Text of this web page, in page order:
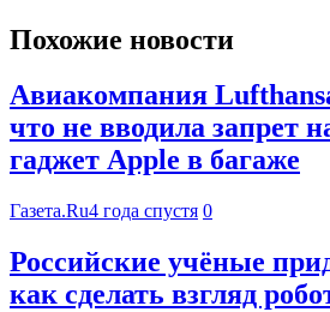
Похожие новости
Авиакомпания
что не вводила запрет
гаджет Apple в багаже
Газета.Ru4 года спустя 0
Российские учёные
как сделать взгляд